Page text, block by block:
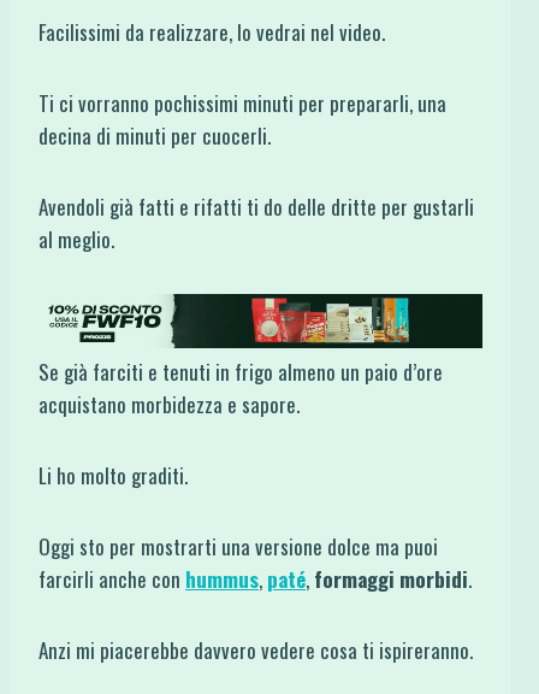
Facilissimi da realizzare, lo vedrai nel video.
Ti ci vorranno pochissimi minuti per prepararli, una
decina di minuti per cuocerli.
Avendoli già fatti e rifatti ti do delle dritte per gustarli
al meglio.
Se già farciti e tenuti in frigo almeno un paio d’ore
acquistano morbidezza e sapore.
Li ho molto graditi.
Oggi sto per mostrarti una versione dolce ma puoi
farcirli anche con hummus, paté, formaggi morbidi.
Anzi mi piacerebbe davvero vedere cosa ti ispireranno.